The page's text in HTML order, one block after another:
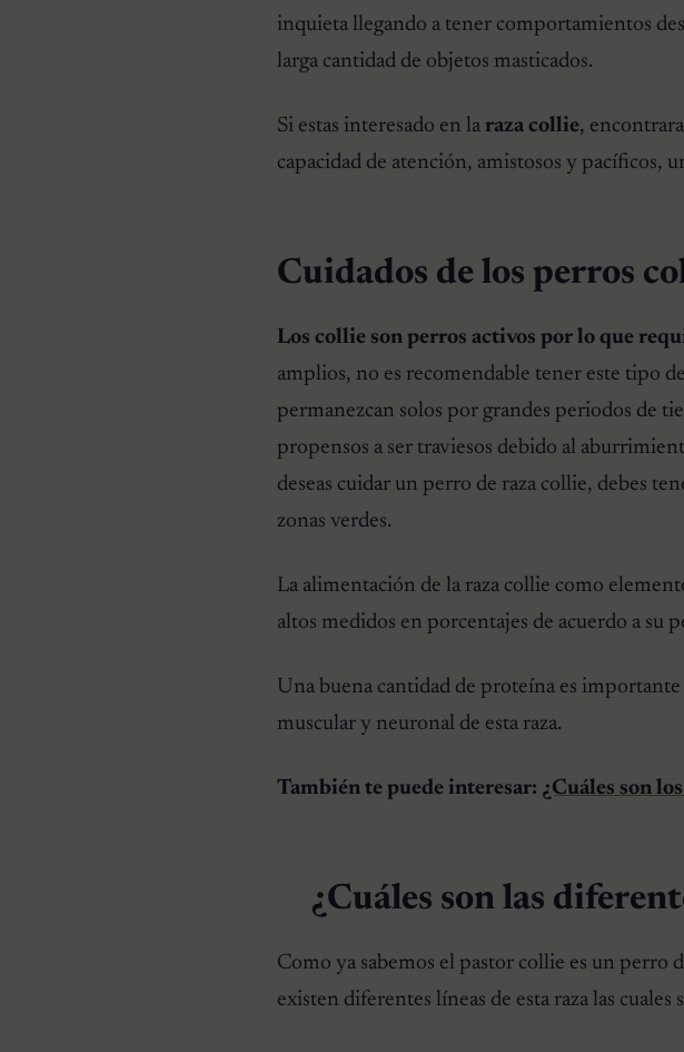
inquieta llegando a tener comportamientos
larga cantidad de objetos masticados.
Si estas interesado en laraza collie,
capacidad de atención, amistosos y pacíficos,
Cuidados de los perros
Los collie son perros activos por lo que
amplios, no es recomendable tener este tipo
permanezcan solos por grandes periodos de
propensos a ser traviesos debido al
deseas cuidar un perro de raza collie, debes
zonas verdes.
La alimentación de la raza collie como
altos medidos en porcentajes de acuerdo a su
Una buena cantidad de proteína es
muscular y neuronal de esta raza.
También te puede interesar: ¿Cuáles son
¿Cuáles son las
Como ya sabemos el pastor collie es un perro
existen diferentes líneas de esta raza las